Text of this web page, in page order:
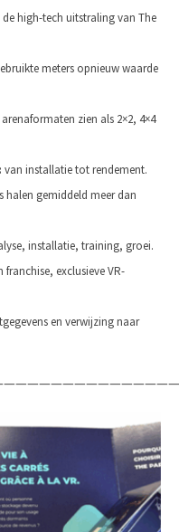
de high-tech uitstraling van The
meters opnieuw waarde
zien als 2×2, 4×4
van installatie tot rendement.
halen gemiddeld meer dan
installatie, training, groei.
franchise, exclusieve VR-
en verwijzing naar